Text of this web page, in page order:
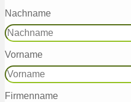
Nachname
Vorname
Firmenname